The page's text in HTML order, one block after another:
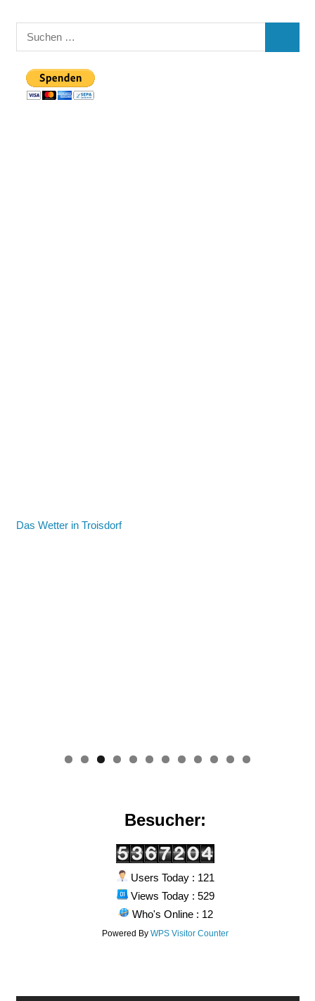
Suchen
nach:
Das Wetter in Troisdorf
0 1 2
Besucher:
Users Today : 121
Views Today : 529
Who's Online : 12
Powered ByWPS Visitor Counter